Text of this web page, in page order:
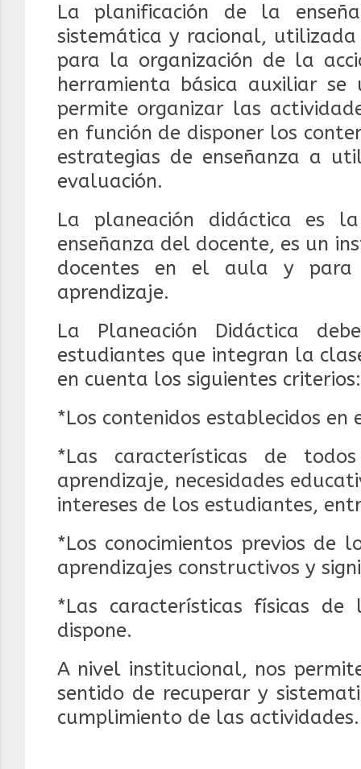
La planificación de la
sistemática y racional,
para la organización de la
herramienta básica auxiliar
permite organizar las
en función de disponer los
estrategias de enseñanza a
evaluación.
La planeación didáctica es
enseñanza del docente, es un
docentes en el aula y
aprendizaje.
La Planeación Didáctica
estudiantes que integran la
en cuenta los siguientes criterios:
*Los contenidos establecidos
*Las características de
aprendizaje, necesidades
intereses de los estudiantes,
*Los conocimientos previos de
aprendizajes constructivos y
*Las características físicas
dispone.
A nivel institucional, nos
sentido de recuperar y
cumplimiento de las actividades.